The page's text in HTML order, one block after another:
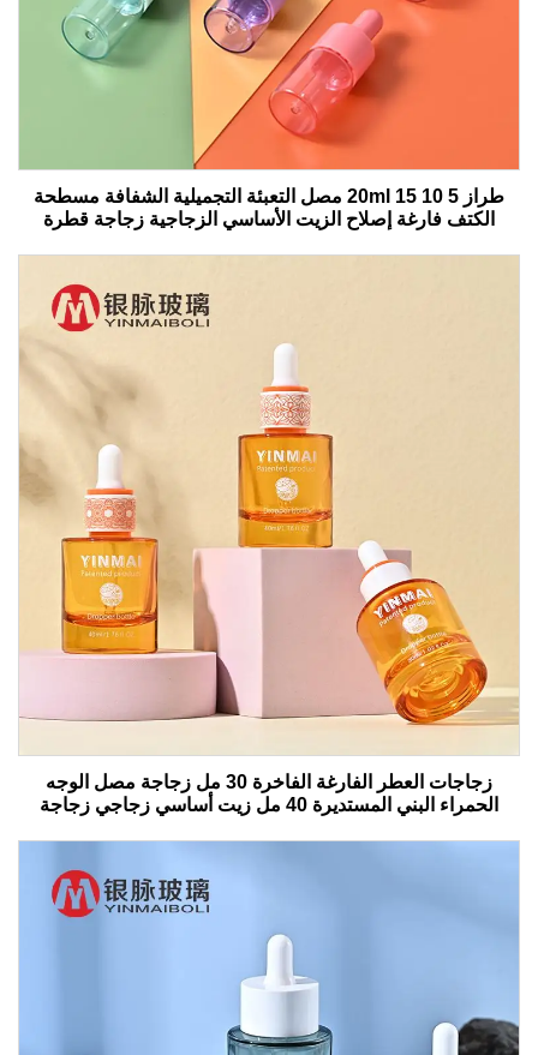
طراز 5 10 15 20ml مصل التعبئة التجميلية الشفافة مسطحة
الكتف فارغة إصلاح الزيت الأساسي الزجاجية زجاجة قطرة
زجاجات العطر الفارغة الفاخرة 30 مل زجاجة مصل الوجه
الحمراء البني المستديرة 40 مل زيت أساسي زجاجي زجاجة